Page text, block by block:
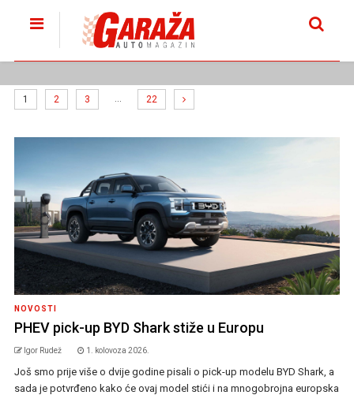
1 2 3 … 22
NOVOSTI
PHEV pick-up BYD Shark stiže u Europu
Igor Rudež 1. kolovoza 2026.
Još smo prije više o dvije godine pisali o pick-up modelu BYD Shark, a
sada je potvrđeno kako će ovaj model stići i na mnogobrojna europska